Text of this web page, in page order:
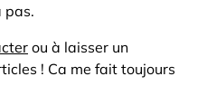
pas.
ou à laisser un
! Ca me fait toujours